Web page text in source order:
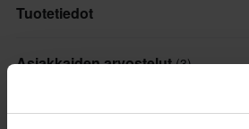
Nauti tämän modulaarisen kypärän
Turvallinen ja mukava, sisältäen uuden
Tuotetiedot
Aurinkovisiiri
Asiakkaiden arvostelut(3)
Koko-opas